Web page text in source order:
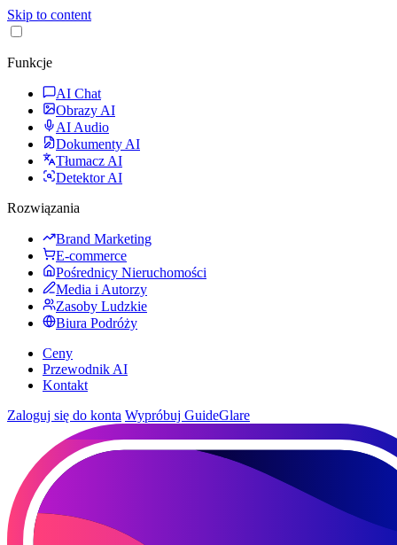
Skip to content
Funkcje
AI Chat
Obrazy AI
AI Audio
Dokumenty AI
Tłumacz AI
Detektor AI
Rozwiązania
Brand Marketing
E-commerce
Pośrednicy Nieruchomości
Media i Autorzy
Zasoby Ludzkie
Biura Podróży
Ceny
Przewodnik AI
Kontakt
Zaloguj się do konta Wypróbuj GuideGlare